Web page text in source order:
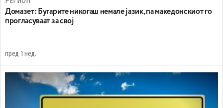
Домазет: Бугарите никогаш немале јазик, па македонскиот го
прогласуваат за свој
пред 1 нед.